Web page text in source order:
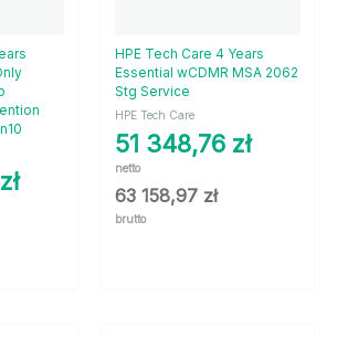
zł
HPE Tech Care 4 Years
Essential wCDMR MSA 2062
Stg Service
HPE Tech Care
51 348,76 zł
netto
63 158,97 zł
brutto